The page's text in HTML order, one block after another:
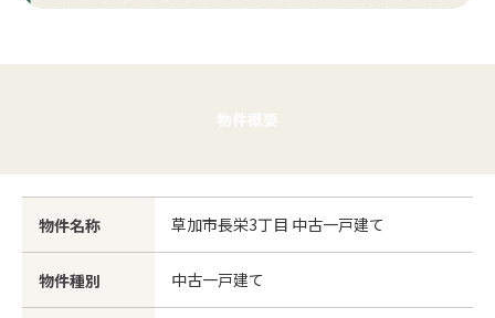
物件概要
物件名称 草加市長栄3丁目 中古一戸建て
物件種別 中古一戸建て